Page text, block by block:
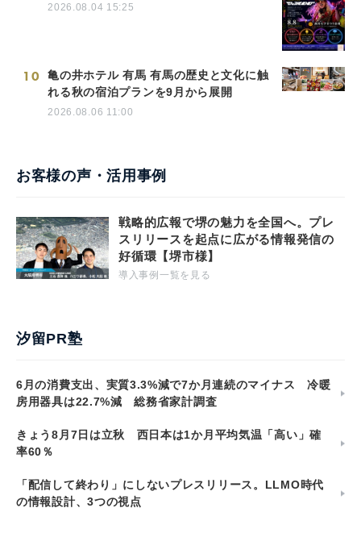
2026.08.04 15:25
10
亀の井ホテル 有馬 有馬の歴史と文化に触
れる秋の宿泊プランを9月から展開
2026.08.06 11:00
お客様の声・活用事例
戦略的広報で堺の魅力を全国へ。プレ
スリリースを起点に広がる情報発信の
好循環【堺市様】
導入事例一覧を見る
汐留PR塾
6月の消費支出、実質3.3%減で7か月連続のマイナス 冷暖
房用器具は22.7%減 総務省家計調査
きょう8月7日は立秋 西日本は1か月平均気温「高い」確
率60％
「配信して終わり」にしないプレスリリース。LLMO時代
の情報設計、3つの視点